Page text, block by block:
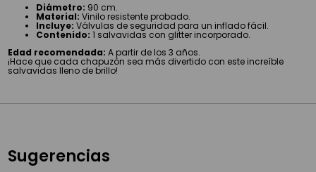
Diámetro: 90 cm.
Material:Vinilo resistente probado.
Incluye: Válvulas de seguridad para un inflado fácil.
Contenido: 1 salvavidas con glitter incorporado.
Edad recomendada: A partir de los 3 años.
¡Hace que cada chapuzón sea más divertido con este increíble
salvavidas lleno de brillo!
Sugerencias